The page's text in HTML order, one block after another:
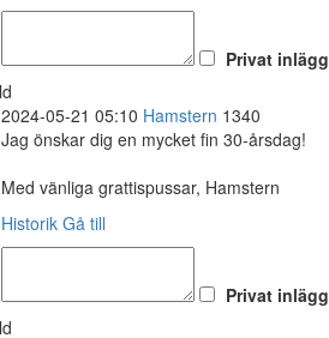
Privat inlägg
2024-05-21 05:10 Hamstern 1340
Jag önskar dig en mycket fin 30-årsdag!
Med vänliga grattispussar, Hamstern
Historik Gå till
Privat inlägg